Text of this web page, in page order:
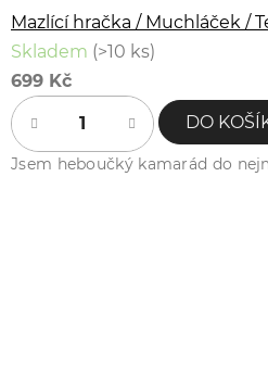
Mazlící hračka / Muchláček /
Skladem (>10 ks)
699 Kč
DO
Jsem heboučký kamarád do